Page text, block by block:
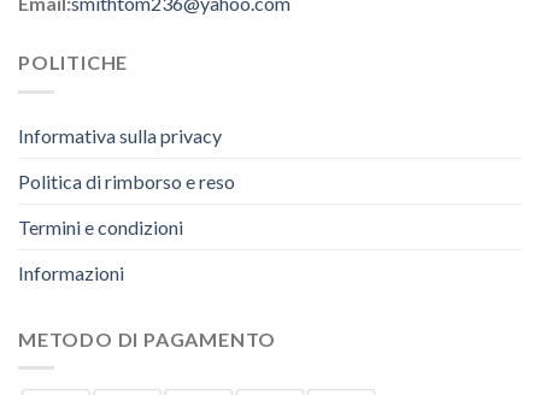
POLITICHE
Informativa sulla privacy
Politica di rimborso e reso
Termini e condizioni
Informazioni
METODO DI PAGAMENTO